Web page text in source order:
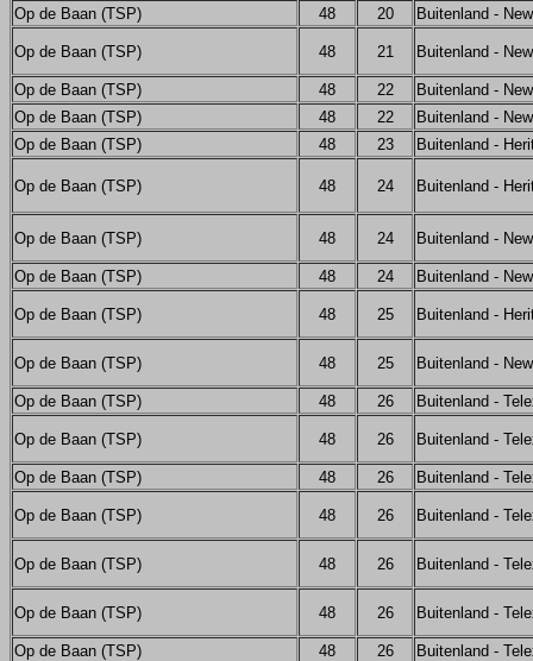
Op de Baan (TSP)
48 20 Buitenland -
Op de Baan (TSP) 48 21 Buitenland -
Op de Baan (TSP) 48 22
Buitenland -
Op de Baan (TSP)
48 22
Buitenland -
Op de Baan (TSP)
48 23 Buitenland -
Op de Baan (TSP) 48 24 Buitenland -
Op de Baan (TSP) 48 24 Buitenland -
Op de Baan (TSP) 48 24 Buitenland -
Op de Baan (TSP) 48 25 Buitenland -
Op de Baan (TSP) 48 25 Buitenland -
Op de Baan (TSP) 48 26 Buitenland -
Op de Baan (TSP) 48 26 Buitenland -
Op de Baan (TSP) 48 26 Buitenland -
Op de Baan (TSP) 48 26 Buitenland -
Op de Baan (TSP) 48 26 Buitenland -
Op de Baan (TSP) 48 26 Buitenland -
Op de Baan (TSP) 48 26 Buitenland -